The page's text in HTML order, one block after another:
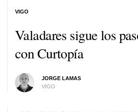
Valadares sigue los
con Curtopía
JORGE LAMAS
VIGO
VIGO